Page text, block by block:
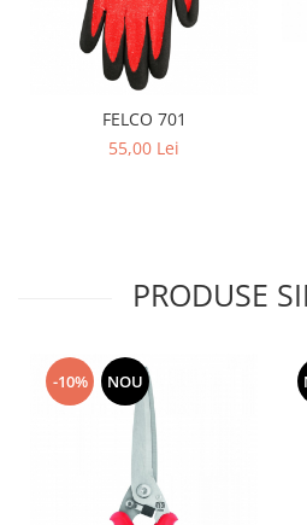
FELCO 701
55,00 Lei
PRODUSE
-10% NOU